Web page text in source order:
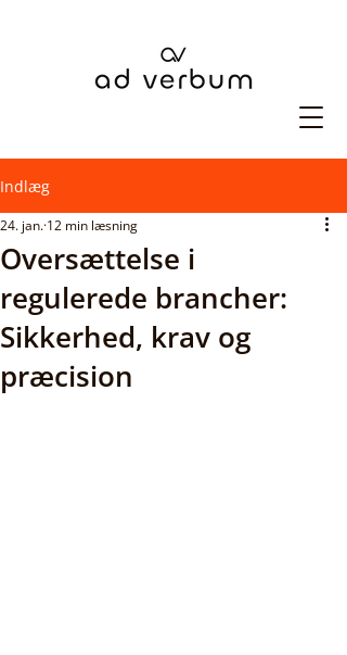
Indlæg
Oversættelse i
regulerede brancher:
Sikkerhed, krav og
præcision
24. jan. 12 min læsning